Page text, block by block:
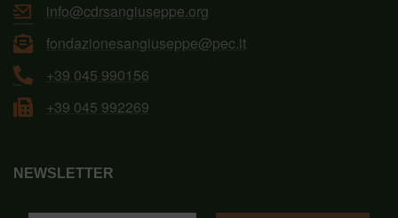
info@cdrsangiuseppe.org
fondazionesangiuseppe@pec.it
+39 045 990156
+39 045 992269
NEWSLETTER